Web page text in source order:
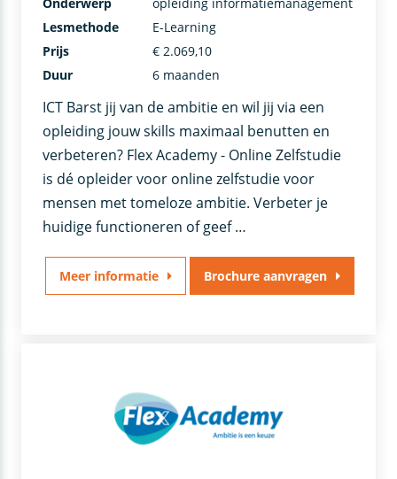
ICT Barst jij van de ambitie en wil jij via een
opleiding jouw skills maximaal benutten en
verbeteren? Flex Academy - Online Zelfstudie
is dé opleider voor online zelfstudie voor
mensen met tomeloze ambitie. Verbeter je
huidige functioneren of geef …
Lesmethode
E-Learning
Prijs
€ 2.069,10
Duur
6 maanden
Meer informatie Brochure aanvragen